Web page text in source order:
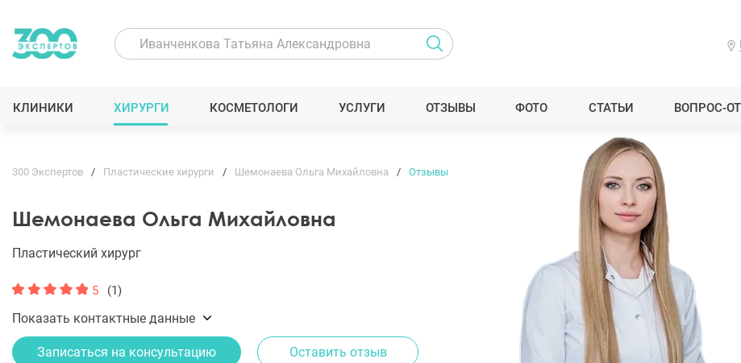
КЛИНИКИ ХИРУРГИ КОСМЕТОЛОГИ УСЛУГИ ОТЗЫВЫ ФОТО СТАТЬИ ВОПРОС-
300 Экспертов Пластические хирурги Шемонаева Ольга Михайловна Отзывы
Шемонаева Ольга Михайловна
Пластический хирург
5 (1)
Показать контактные данные
Записаться на консультацию Оставить отзыв